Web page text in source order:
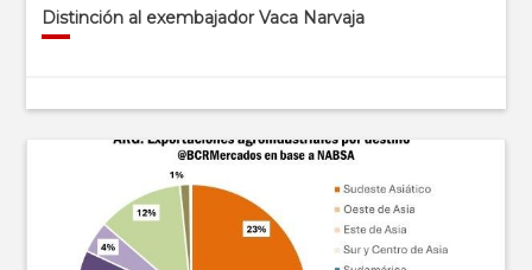
Distinción al exembajador Vaca Narvaja